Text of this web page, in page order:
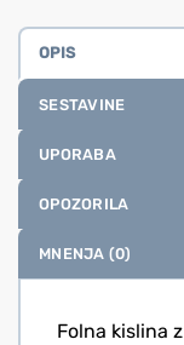
OPIS
SESTAVINE
UPORABA
OPOZORILA
MNENJA (0)
Folna kislina